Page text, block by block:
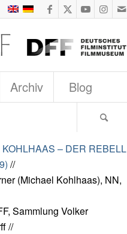
Archiv Blog
– DER REBELL
//
(Michael Kohlhaas), NN,
Sammlung Volker
//